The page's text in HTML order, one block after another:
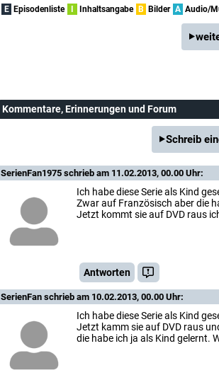
E Episodenliste I Inhaltsangabe B Bilder A Audio/
Kommentare, Erinnerungen und Forum
Schreib
SerienFan1975 schrieb am 11.02.2013, 00.00 Uhr:
Ich habe diese Serie als Kind
Zwar auf Französisch aber die
Jetzt kommt sie auf DVD raus
Antworten
SerienFan schrieb am 10.02.2013, 00.00 Uhr:
Ich habe diese Serie als Kind
Jetzt kamm sie auf DVD raus
die habe ich ja als Kind gelernt.